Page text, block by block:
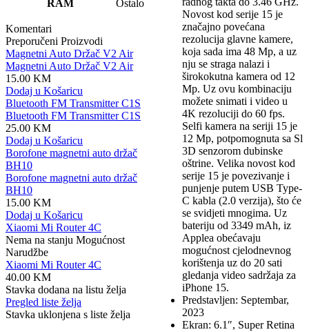
Novost kod serije 15 je
značajno povećana
rezolucija glavne kamere,
koja sada ima 48 Mp, a uz
nju se straga nalazi i
širokokutna kamera od 12
Mp. Uz ovu kombinaciju
možete snimati i video u
4K rezoluciji do 60 fps.
Selfi kamera na seriji 15 je
12 Mp, potpomognuta sa Sl
3D senzorom dubinske
oštrine. Velika novost kod
serije 15 je povezivanje i
punjenje putem USB Type-
C kabla (2.0 verzija), što će
se svidjeti mnogima. Uz
bateriju od 3349 mAh, iz
Applea obećavaju
mogućnost cjelodnevnog
korištenja uz do 20 sati
gledanja video sadržaja za
iPhone 15.
Predstavljen: Septembar,
2023
Ekran: 6.1″, Super Retina
RAM Ostalo
Komentari
Preporučeni Proizvodi
Magnetni Auto Držač V2 Air
Magnetni Auto Držač V2 Air
15.00 KM
Dodaj u Košaricu
Bluetooth FM Transmitter C1S
Bluetooth FM Transmitter C1S
25.00 KM
Dodaj u Košaricu
Borofone magnetni auto držač
BH10
Borofone magnetni auto držač
BH10
15.00 KM
Dodaj u Košaricu
Xiaomi Mi Router 4C
Nema na stanju Mogućnost
Narudžbe
Xiaomi Mi Router 4C
40.00 KM
Stavka dodana na listu želja
Pregled liste želja
Stavka uklonjena s liste želja